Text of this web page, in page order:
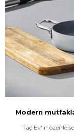
Modern
Taç Ev'in özenle